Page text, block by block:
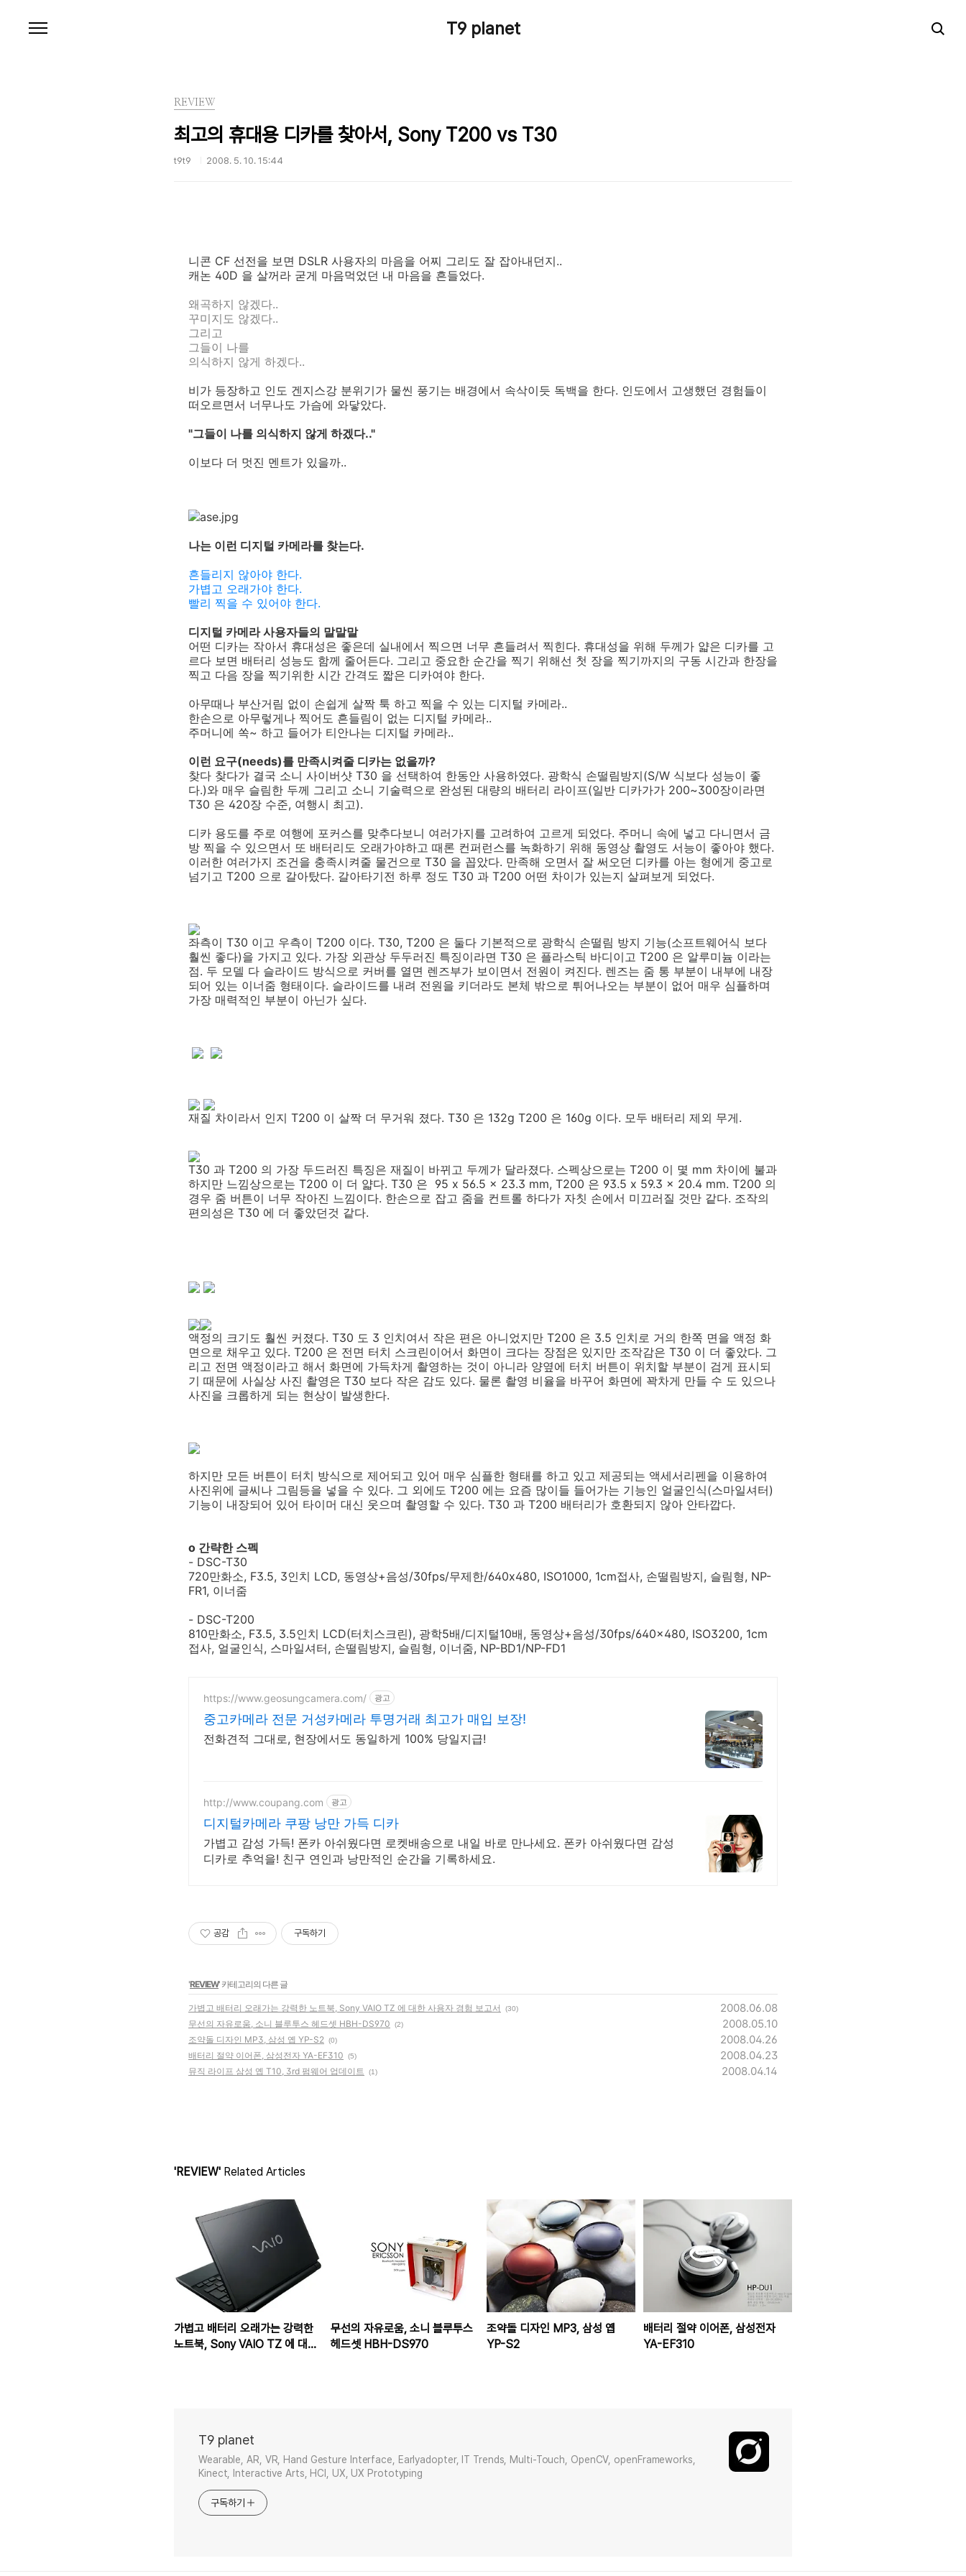
T9 planet
REVIEW
최고의 휴대용 디카를 찾아서, Sony T200 vs T30
t9t9 2008. 5. 10. 15:44
니콘 CF 선전을 보면 DSLR 사용자의 마음을 어찌 그리도 잘 잡아내던지..
캐논 40D 을 살꺼라 굳게 마음먹었던 내 마음을 흔들었다.
왜곡하지 않겠다..
꾸미지도 않겠다..
그리고
그들이 나를
의식하지 않게 하겠다..
비가 등장하고 인도 겐지스강 분위기가 물씬 풍기는 배경에서 속삭이듯 독백을 한다. 인도에서 고생했던 경험들이
떠오르면서 너무나도 가슴에 와닿았다.
"그들이 나를 의식하지 않게 하겠다.."
이보다 더 멋진 멘트가 있을까..
나는 이런 디지털 카메라를 찾는다.
흔들리지 않아야 한다.
가볍고 오래가야 한다.
빨리 찍을 수 있어야 한다.
디지털 카메라 사용자들의 말말말
어떤 디카는 작아서 휴대성은 좋은데 실내에서 찍으면 너무 흔들려서 찍힌다. 휴대성을 위해 두께가 얇은 디카를 고
르다 보면 배터리 성능도 함께 줄어든다. 그리고 중요한 순간을 찍기 위해선 첫 장을 찍기까지의 구동 시간과 한장을
찍고 다음 장을 찍기위한 시간 간격도 짧은 디카여야 한다.
아무때나 부산거림 없이 손쉽게 살짝 툭 하고 찍을 수 있는 디지털 카메라..
한손으로 아무렇게나 찍어도 흔들림이 없는 디지털 카메라..
주머니에 쏙~ 하고 들어가 티안나는 디지털 카메라..
이런 요구(needs)를 만족시켜줄 디카는 없을까?
찾다 찾다가 결국 소니 사이버샷 T30 을 선택하여 한동안 사용하였다. 광학식 손떨림방지(S/W 식보다 성능이 좋
다.)와 매우 슬림한 두께 그리고 소니 기술력으로 완성된 대량의 배터리 라이프(일반 디카가가 200~300장이라면
T30 은 420장 수준, 여행시 최고).
디카 용도를 주로 여행에 포커스를 맞추다보니 여러가지를 고려하여 고르게 되었다. 주머니 속에 넣고 다니면서 금
방 찍을 수 있으면서 또 배터리도 오래가야하고 때론 컨퍼런스를 녹화하기 위해 동영상 촬영도 서능이 좋아야 했다.
이러한 여러가지 조건을 충족시켜줄 물건으로 T30 을 꼽았다. 만족해 오면서 잘 써오던 디카를 아는 형에게 중고로
넘기고 T200 으로 갈아탔다. 갈아타기전 하루 정도 T30 과 T200 어떤 차이가 있는지 살펴보게 되었다.
좌측이 T30 이고 우측이 T200 이다. T30, T200 은 둘다 기본적으로 광학식 손떨림 방지 기능(소프트웨어식 보다
훨씬 좋다)을 가지고 있다. 가장 외관상 두두러진 특징이라면 T30 은 플라스틱 바디이고 T200 은 알루미늄 이라는
점. 두 모델 다 슬라이드 방식으로 커버를 열면 렌즈부가 보이면서 전원이 켜진다. 렌즈는 줌 통 부분이 내부에 내장
되어 있는 이너줌 형태이다. 슬라이드를 내려 전원을 키더라도 본체 밖으로 튀어나오는 부분이 없어 매우 심플하며
가장 매력적인 부분이 아닌가 싶다.
재질 차이라서 인지 T200 이 살짝 더 무거워 졌다. T30 은 132g T200 은 160g 이다. 모두 배터리 제외 무게.
T30 과 T200 의 가장 두드러진 특징은 재질이 바뀌고 두께가 달라졌다. 스펙상으로는 T200 이 몇 mm 차이에 불과
하지만 느낌상으로는 T200 이 더 얇다. T30 은 95 x 56.5 x 23.3 mm, T200 은 93.5 x 59.3 x 20.4 mm. T200 의
경우 줌 버튼이 너무 작아진 느낌이다. 한손으로 잡고 줌을 컨트롤 하다가 자칫 손에서 미끄러질 것만 같다. 조작의
편의성은 T30 에 더 좋았던것 같다.
액정의 크기도 훨씬 커졌다. T30 도 3 인치여서 작은 편은 아니었지만 T200 은 3.5 인치로 거의 한쪽 면을 액정 화
면으로 채우고 있다. T200 은 전면 터치 스크린이어서 화면이 크다는 장점은 있지만 조작감은 T30 이 더 좋았다. 그
리고 전면 액정이라고 해서 화면에 가득차게 촬영하는 것이 아니라 양옆에 터치 버튼이 위치할 부분이 검게 표시되
기 때문에 사실상 사진 촬영은 T30 보다 작은 감도 있다. 물론 촬영 비율을 바꾸어 화면에 꽉차게 만들 수 도 있으나
사진을 크롭하게 되는 현상이 발생한다.
하지만 모든 버튼이 터치 방식으로 제어되고 있어 매우 심플한 형태를 하고 있고 제공되는 액세서리펜을 이용하여
사진위에 글씨나 그림등을 넣을 수 있다. 그 외에도 T200 에는 요즘 많이들 들어가는 기능인 얼굴인식(스마일셔터)
기능이 내장되어 있어 타이머 대신 웃으며 촬영할 수 있다. T30 과 T200 배터리가 호환되지 않아 안타깝다.
o 간략한 스펙
- DSC-T30
720만화소, F3.5, 3인치 LCD, 동영상+음성/30fps/무제한/640x480, ISO1000, 1cm접사, 손떨림방지, 슬림형, NP-
FR1, 이너줌
- DSC-T200
810만화소, F3.5, 3.5인치 LCD(터치스크린), 광학5배/디지털10배, 동영상+음성/30fps/640x480, ISO3200, 1cm
접사, 얼굴인식, 스마일셔터, 손떨림방지, 슬림형, 이너줌, NP-BD1/NP-FD1
https://www.geosungcamera.com/ 광고
중고카메라 전문 거성카메라 투명거래 최고가 매입 보장!
전화견적 그대로, 현장에서도 동일하게 100% 당일지급!
http://www.coupang.com 광고
디지털카메라 쿠팡 낭만 가득 디카
가볍고 감성 가득! 폰카 아쉬웠다면 로켓배송으로 내일 바로 만나세요. 폰카 아쉬웠다면 감성
디카로 추억을! 친구 연인과 낭만적인 순간을 기록하세요.
공감 구독하기
'REVIEW' 카테고리의 다른 글
가볍고 배터리 오래가는 강력한 노트북, Sony VAIO TZ 에 대한 사용자 경험 보고서 (30) 2008.06.08
무선의 자유로움, 소니 블루투스 헤드셋 HBH-DS970 (2) 2008.05.10
조약돌 디자인 MP3, 삼성 옙 YP-S2 (0) 2008.04.26
배터리 절약 이어폰, 삼성전자 YA-EF310 (5) 2008.04.23
뮤직 라이프 삼성 옙 T10, 3rd 펌웨어 업데이트 (1) 2008.04.14
'REVIEW' Related Articles
가볍고 배터리 오래가는 강력한
노트북, Sony VAIO TZ 에 대한
무선의 자유로움, 소니 블루투스
헤드셋 HBH-DS970
조약돌 디자인 MP3, 삼성 옙
YP-S2
배터리 절약 이어폰, 삼성전자
YA-EF310
T9 planet
Wearable, AR, VR, Hand Gesture Interface, Earlyadopter, IT Trends, Multi-Touch, OpenCV, openFrameworks,
Kinect, Interactive Arts, HCI, UX, UX Prototyping
구독하기